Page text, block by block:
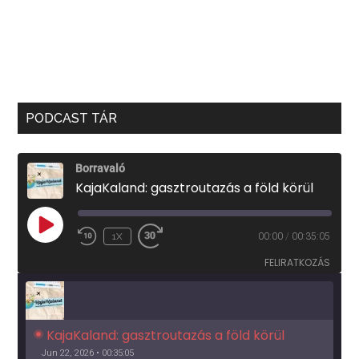
PODCAST TÁR
Borravaló
KajaKaland: gasztroutazás a föld körül
PLAY
EPISODE
1X 00:00 / 00:35:05
FELIRATKOZÁS
KajaKaland: gasztroutazás a föld körül
Jun 22, 2026 • 00:35:05